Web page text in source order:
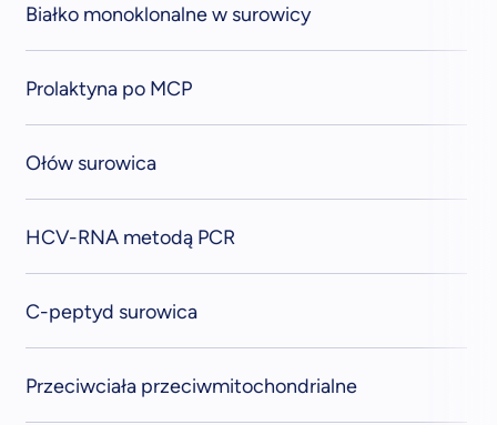
Białko monoklonalne w surowicy
Prolaktyna po MCP
Ołów surowica
HCV-RNA metodą PCR
C-peptyd surowica
Przeciwciała przeciwmitochondrialne